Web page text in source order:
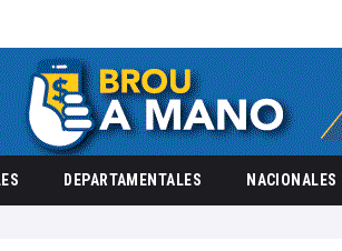
DEPARTAMENTALES NACIONALES